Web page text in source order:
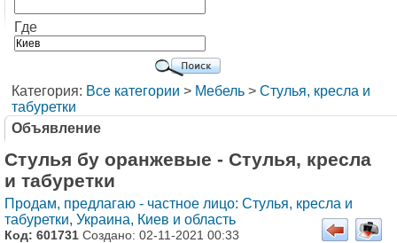
Где
Категория: Все категории > Мебель > Стулья, кресла и
табуретки
Объявление
Стулья бу оранжевые - Стулья, кресла
и табуретки
Продам, предлагаю - частное лицо: Стулья, кресла и
табуретки, Украина, Киев и область
Код: 601731 Создано: 02-11-2021 00:33